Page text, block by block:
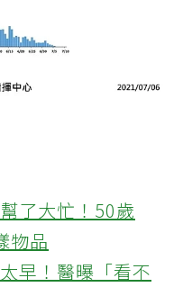
了大忙！50歲
物品
早！醫曝「看不